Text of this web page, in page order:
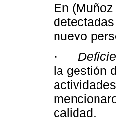
En
nuevo
·
la gestión
calidad.